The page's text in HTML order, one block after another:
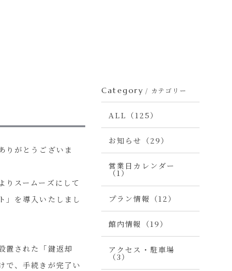
りがとうございま
りスームーズにして
」を導入いたしまし
置された「鍵返却
で、手続きが完了い
Category / カテゴリー
ALL（125）
お知らせ（29）
営業日カレンダー
（1）
プラン情報（12）
館内情報（19）
アクセス・駐車場
（3）